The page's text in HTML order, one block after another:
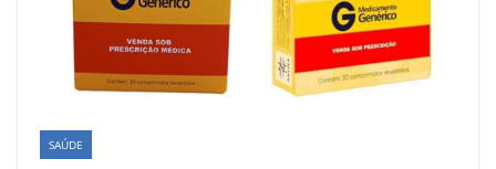
SAÚDE